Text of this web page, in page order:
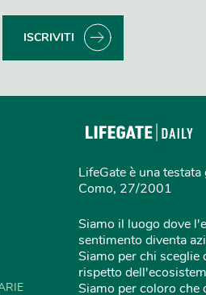
ISCRIVITI
LifeGate è una
Como, 27/2001
Siamo il luogo dove
sentimento diventa
Siamo per chi sceglie
rispetto
Siamo per coloro che